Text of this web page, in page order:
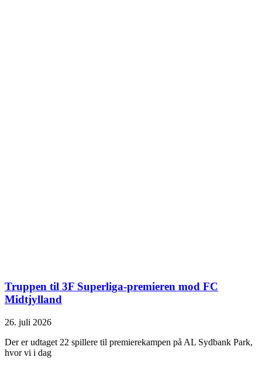
Truppen til 3F Superliga-premieren mod FC
Midtjylland
26. juli 2026
Der er udtaget 22 spillere til premierekampen på AL Sydbank Park,
hvor vi i dag